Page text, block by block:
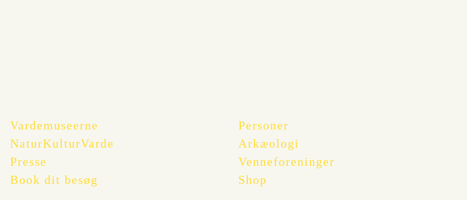
Vardemuseerne
Personer
NaturKulturVarde
Arkæologi
Presse
Venneforeninger
Book dit besøg
Shop